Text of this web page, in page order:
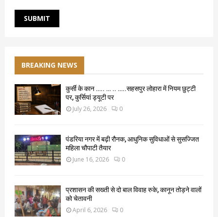
BREAKING NEWS
कुर्सी के कान ….. … .. …..सहसपुर लोहारा में नियम छुट्टी
पर, कुर्सियां ड्यूटी पर
July 26, 2026 0
पंडरिया नगर में बढ़ी रौनक, आधुनिक सुविधाओं से सुसज्जित
महिला चौपाटी तैयार
June 16, 2026 0
प्रशासन की सख्ती से दो बाल विवाह रुके, कानून तोड़ने वालों
को चेतावनी
April 6, 2026 0